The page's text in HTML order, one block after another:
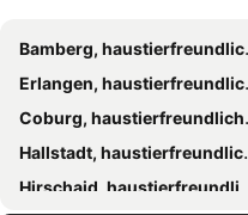
Hotel Schloss Burgellern
Hotel Graupner
Hotel Villa Geyerswörth
Hotel Nepomuk
Hotel Weierich
Bamberg, haustierfreundliche Hotels
Erlangen, haustierfreundliche Hotels
Coburg, haustierfreundliche Hotels
Hallstadt, haustierfreundliche Hotels
Hirschaid, haustierfreundliche Hotels